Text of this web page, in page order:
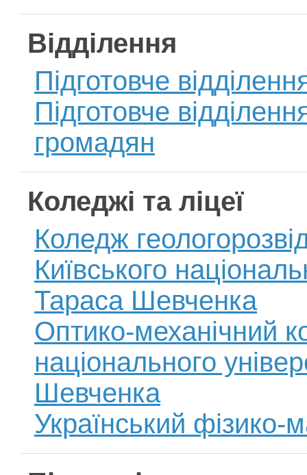
Відділення
Підготовче
Підготовче
громадян
Коледжі та лiцеї
Коледж
Київського
Тараса Шевченка
Оптико-механічний
національного
Шевченка
Український фiзико-